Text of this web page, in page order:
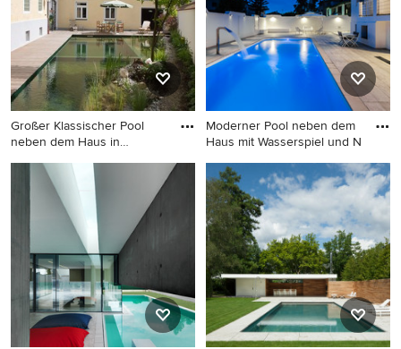
Großer Klassischer Pool
neben dem Haus in
Großer Klassischer Pool
neben dem Haus in
rechteckiger Form mit Dielen
in München
Moderner Pool neben dem
Haus mit Wasserspiel und N
Moderner Pool neben dem
Haus mit Wasserspiel und
Natursteinplatten in Cagliari